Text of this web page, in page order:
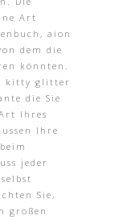
Art
aion
dem die
könnten.
kitty glitter
die Sie
Ihres
Ihre
jeder
Sie,
großen